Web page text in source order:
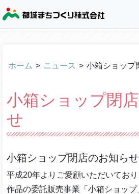
ホーム > ニュース > 小箱ショップ
小箱ショップ閉
せ
小箱ショップ閉店のお知らせ
平成20年よりご愛顧いただいてお
作品の委託販売事業「小箱ショッ